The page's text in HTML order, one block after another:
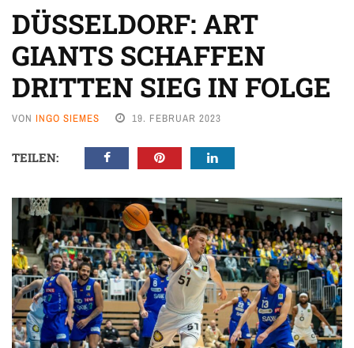
DÜSSELDORF: ART
GIANTS SCHAFFEN
DRITTEN SIEG IN FOLGE
VON INGO SIEMES 19. FEBRUAR 2023
TEILEN: